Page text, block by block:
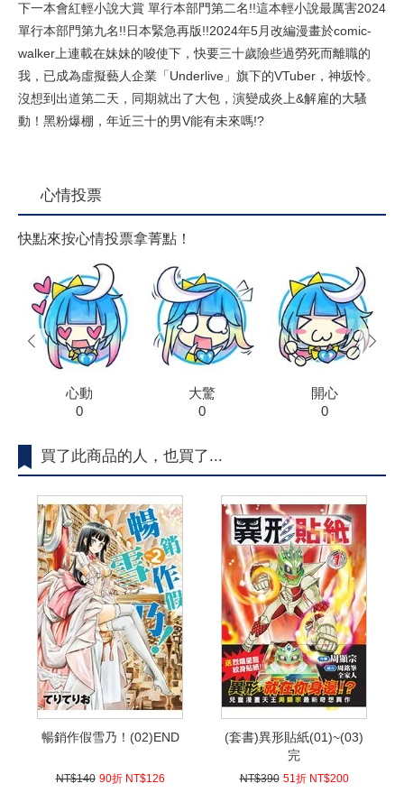
下一本會紅輕小說大賞 單行本部門第二名!!這本輕小說最厲害2024
單行本部門第九名!!日本緊急再版!!2024年5月改編漫畫於comic-
walker上連載在妹妹的唆使下，快要三十歲險些過勞死而離職的
我，已成為虛擬藝人企業「Underlive」旗下的VTuber，神坂怜。
沒想到出道第二天，同期就出了大包，演變成炎上&解雇的大騷
動！黑粉爆棚，年近三十的男V能有未來嗎!?
心情投票
快點來按心情投票拿菁點！
心動
0
大驚
0
開心
0
prev next
買了此商品的人，也買了...
暢銷作假雪乃！(02)END
NT$140 90折 NT$126
(套書)異形貼紙(01)~(03)
完
NT$390 51折 NT$200